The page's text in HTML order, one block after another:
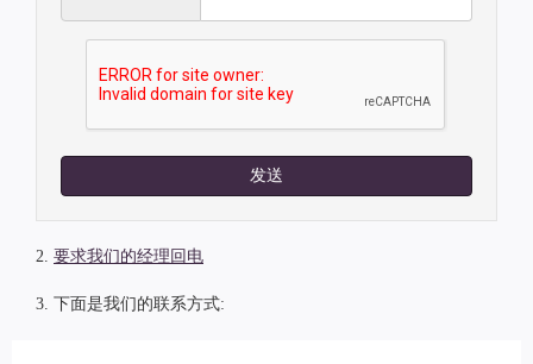
发送
2. 要求我们的经理回电
3. 下面是我们的联系方式: